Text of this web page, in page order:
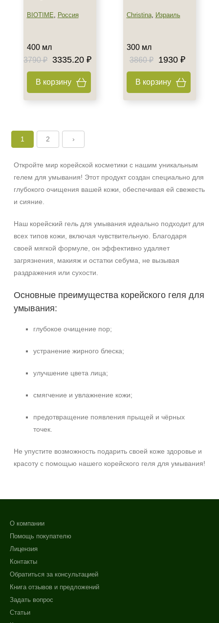
BIOTIME, Россия
400 мл
3790 ₽
3335.20 ₽
В корзину
Christina, Израиль
300 мл
3860 ₽
1930 ₽
В корзину
1 2 ›
Откройте мир корейской косметики с нашим уникальным
гелем для умывания! Этот продукт создан специально для
глубокого очищения вашей кожи, обеспечивая ей свежесть
и сияние.
Наш корейский гель для умывания идеально подходит для
всех типов кожи, включая чувствительную. Благодаря
своей мягкой формуле, он эффективно удаляет
загрязнения, макияж и остатки себума, не вызывая
раздражения или сухости.
Основные преимущества корейского геля для
умывания:
глубокое очищение пор;
устранение жирного блеска;
улучшение цвета лица;
смягчение и увлажнение кожи;
предотвращение появления прыщей и чёрных
точек.
Не упустите возможность подарить своей коже здоровье и
красоту с помощью нашего корейского геля для умывания!
О компании
Помощь покупателю
Лицензия
Контакты
Обратиться за консультацией
Книга отзывов и предложений
Задать вопрос
Статьи